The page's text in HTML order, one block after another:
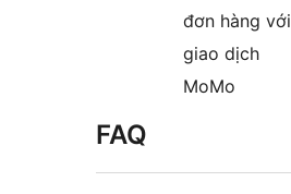
đơn hàng với
giao dịch
MoMo
FAQ